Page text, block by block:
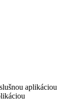
aplikáciou